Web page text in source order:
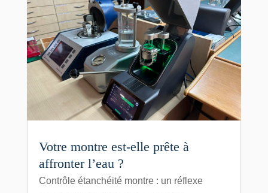
Votre montre est-elle prête à
affronter l’eau ?
Contrôle étanchéité montre : un réflexe